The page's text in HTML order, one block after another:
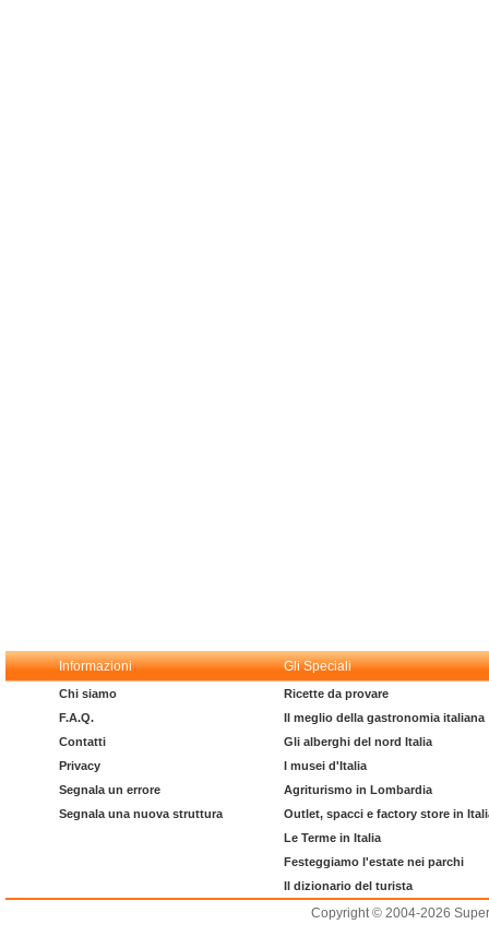
Informazioni Gli Speciali
Chi siamo
F.A.Q.
Contatti
Privacy
Segnala un errore
Segnala una nuova struttura
Ricette da provare
Il meglio della gastronomia italiana
Gli alberghi del nord Italia
I musei d'Italia
Agriturismo in Lombardia
Outlet, spacci e factory store in
Le Terme in Italia
Festeggiamo l'estate nei parchi
Il dizionario del turista
Copyright © 2004-2026